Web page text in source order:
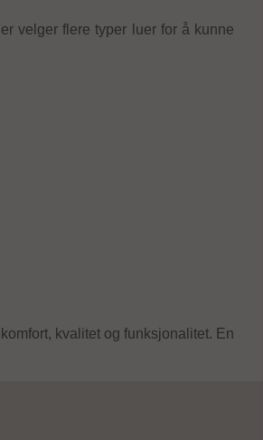
velger flere typer luer for å kunne
kvalitet og funksjonalitet. En